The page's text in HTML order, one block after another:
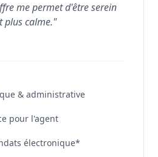
me permet d'être serein
plus calme."
& administrative
pour l'agent
électronique*